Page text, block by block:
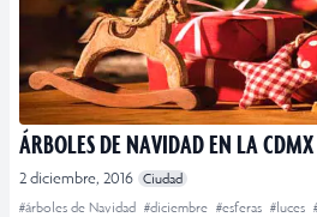
ÁRBOLES DE NAVIDAD EN LA CDMX
2 diciembre, 2016 Ciudad
#árboles de Navidad #diciembre #esferas #luces